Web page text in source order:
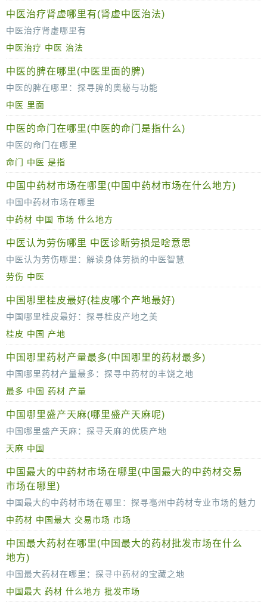
中医治疗肾虚哪里有(肾虚中医治法)
中医治疗肾虚哪里有
肾虚，作为中医理论中的一个重要概念，涉及到人体的肾脏功能不足或失衡。随着现代生活节奏的加快，肾虚问题逐渐受到人们的关注。而中医治疗肾虚，以其独特的理
中医治疗 中医 治法
中医的脾在哪里(中医里面的脾)
中医的脾在哪里：探寻脾的奥秘与功能
在中医理论中，脾是一个极其重要的脏腑，它不仅仅是一个解剖学的概念，更是一个涵盖了生理、病理、诊断与治疗的综合体系。那么，中医的脾到底在
中医 里面
中医的命门在哪里(中医的命门是指什么)
中医的命门在哪里
在博大精深的中医理论中，“命门”一词占据着举足轻重的地位。它不仅是人体重要的部位，更是中医诊断、治疗的关键所在。那么，中医所说的命门究竟在哪里呢？
从中
命门 中医 是指
中国中药材市场在哪里(中国中药材市场在什么地方)
中国中药材市场在哪里
中国，作为中医药学的发源地，拥有丰富的中药材资源和深厚的文化底蕴。中药材市场作为中药材流通的重要平台，不仅促进了中药材的产业发展，也推动了中医药文
中药材 中国 市场 什么地方
中医认为劳伤哪里 中医诊断劳损是啥意思
中医认为劳伤哪里：解读身体劳损的中医智慧
在中医理论中，劳伤是一个广泛的概念，它涵盖了因过度劳累、过度使用身体或不当的生活方式而引起的各种身体损伤。中医认为，劳伤不仅涉
劳伤 中医
中国哪里桂皮最好(桂皮哪个产地最好)
中国哪里桂皮最好：探寻桂皮产地之美
桂皮，这一历史悠久的香料与中药材，以其独特的香气和药用价值深受人们喜爱。在中国这片广袤的土地上，桂皮产地众多，但何处的桂皮最为出色呢？这
桂皮 中国 产地
中国哪里药材产量最多(中国哪里的药材最多)
中国哪里药材产量最多：探寻中药材的丰饶之地
中国，作为中药材的发源地，拥有丰富的药材资源和悠久的药用历史。在这片广袤的土地上，哪些地方的药材产量最为丰富呢？让我们一起探寻
最多 中国 药材 产量
中国哪里盛产天麻(哪里盛产天麻呢)
中国哪里盛产天麻：探寻天麻的优质产地
天麻，作为一味历史悠久的中药材，以其独特的药用价值和滋补效果，深受中医药界的青睐。在中国，天麻的产地众多，但哪些地区盛产高品质的天麻呢？
天麻 中国
中国最大的中药材市场在哪里(中国最大的中药材交易
市场在哪里)
中国最大的中药材市场在哪里：探寻亳州中药材专业市场的魅力
中药材作为中华文明的瑰宝，其市场分布广泛，而谈及中国最大的中药材市场，无疑要属位于安徽亳州的中药材专业市场。这
中药材 中国最大 交易市场 市场
中国最大药材在哪里(中国最大的药材批发市场在什么
地方)
中国最大药材在哪里：探寻中药材的宝藏之地
中国，作为中药材的发源地和主要生产国，拥有丰富的药材资源和深厚的中医药文化底蕴。在这片古老的土地上，中药材的分布广泛，品质上乘，为
中国最大 药材 什么地方 批发市场